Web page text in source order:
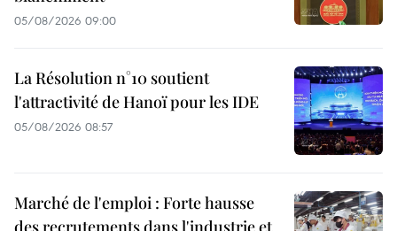
05/08/2026 09:00
La Résolution n°10 soutient
l'attractivité de Hanoï pour les IDE
05/08/2026 08:57
Marché de l'emploi : Forte hausse
des recrutements dans l'industrie et